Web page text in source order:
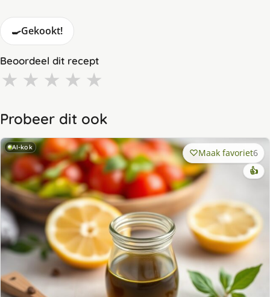
🍳Gekookt!
Beoordeel dit recept
★ ★ ★ ★ ★
Probeer dit ook
AI-kok Maak favoriet6
👍